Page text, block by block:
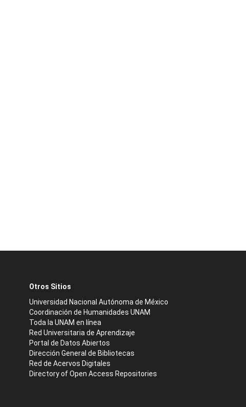
Otros Sitios
Universidad Nacional Autónoma de México
Coordinación de Humanidades UNAM
Toda la UNAM en línea
Red Universitaria de Aprendizaje
Portal de Datos Abiertos
Dirección General de Bibliotecas
Red de Acervos Digitales
Directory of Open Access Repositories